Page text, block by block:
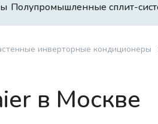
Полупромышленные сплит-
инверторные кондиционеры
в Москве